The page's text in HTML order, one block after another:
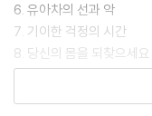
6. 유아차의 선과 악
7. 기이한 걱정의 시간
8. 당신의 몸을 되찾으세요
9. 스트롤링